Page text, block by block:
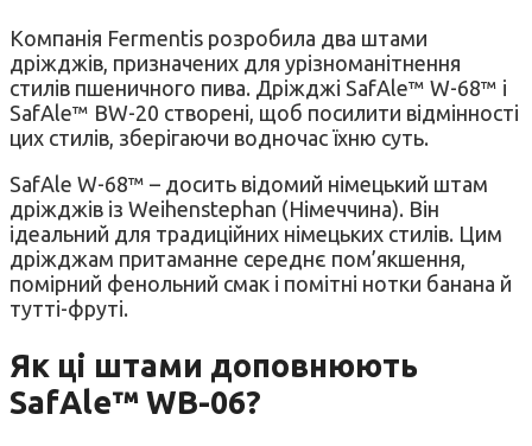
Компанія Fermentis розробила два штами
дріжджів, призначених для урізноманітнення
стилів пшеничного пива. Дріжджі SafAle™ W-68™ і
SafAle™ BW-20 створені, щоб посилити відмінності
цих стилів, зберігаючи водночас їхню суть.
SafAle W-68™ – досить відомий німецький штам
дріжджів із Weihenstephan (Німеччина). Він
ідеальний для традиційних німецьких стилів. Цим
дріжджам притаманне середнє пом’якшення,
помірний фенольний смак і помітні нотки банана й
тутті-фруті.
Як ці штами доповнюють
SafAle™ WB-06?